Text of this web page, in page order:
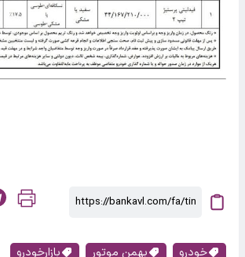
خودرو بهمن موتور
بازارخودرو